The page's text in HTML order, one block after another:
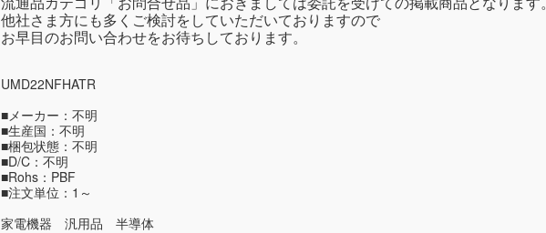
他社さま方にも多くご検討をしていただいておりますので
お早目のお問い合わせをお待ちしております。
UMD22NFHATR
■メーカー：不明
■生産国：不明
■梱包状態：不明
■D/C：不明
■Rohs：PBF
■注文単位：1～
家電機器 汎用品 半導体